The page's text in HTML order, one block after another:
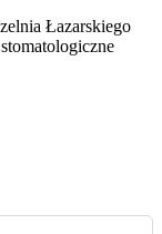
Łazarskiego